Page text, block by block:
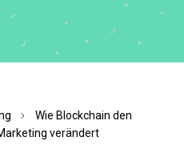
Wie Blockchain den
verändert